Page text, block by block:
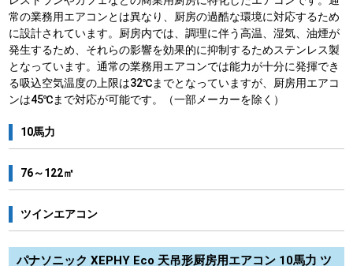
常の業務用エアコンとは異なり、厨房の過酷な環境に対応するため
に設計されています。厨房内では、調理に伴う高温、湿気、油煙が
発生するため、それらの影響を効果的に抑制するためステンレス製
となっています。通常の業務用エアコンでは能力が十分に発揮でき
る吸込空気温度の上限は32℃までとなっていますが、厨房用エアコ
ンは45℃まで対応が可能です。（一部メーカーを除く）
10馬力
76～122㎡
ツインエアコン
パナソニック XEPHY Eco 天吊形厨房用エアコン 10馬力 ツ